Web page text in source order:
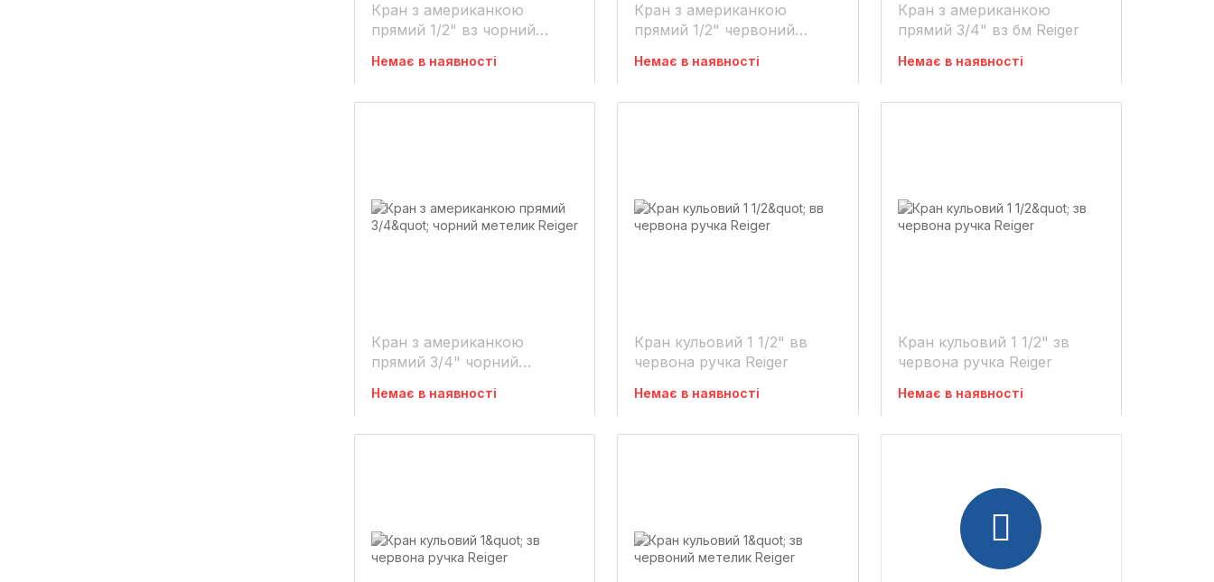
Кран з американкою
прямий 1/2" вз чорний
Немає в наявності
Кран з американкою
прямий 1/2" червоний
Немає в наявності
Кран з американкою
прямий 3/4" вз бм Reiger
Немає в наявності
Кран з американкою
прямий 3/4" чорний
Немає в наявності
Кран кульовий 1 1/2" вв
червона ручка Reiger
Немає в наявності
Кран кульовий 1 1/2" зв
червона ручка Reiger
Немає в наявності